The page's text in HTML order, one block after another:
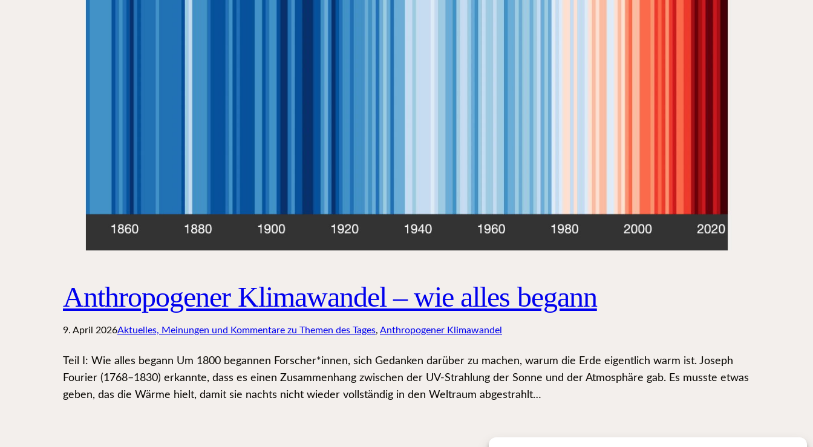
Anthropogener Klimawandel – wie alles begann
9. April 2026Aktuelles, Meinungen und Kommentare zu Themen des Tages, Anthropogener Klimawandel
Teil I: Wie alles begann Um 1800 begannen Forscher*innen, sich Gedanken darüber zu machen, warum die Erde eigentlich warm ist. Joseph
Fourier (1768–1830) erkannte, dass es einen Zusammenhang zwischen der UV-Strahlung der Sonne und der Atmosphäre gab. Es musste etwas
geben, das die Wärme hielt, damit sie nachts nicht wieder vollständig in den Weltraum abgestrahlt…